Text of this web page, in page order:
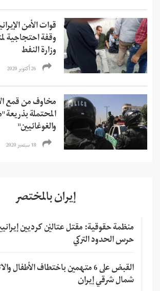
قوات الأمن
وقفة احتجاجية
وزارة النفط
26 أكتوبر 2020
مخاوف من قمع
المحتملة بذريعة
والغوغائيين"
18 سبتمبر 2020
إيران بالمختصر
منظمة حقوقية: مقتل عتاليْن كرديين
حرس الحدود التركي
القبض على 6 متهمين باختطاف الأطفال
شمال شرقي إيران